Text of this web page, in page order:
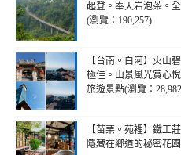
起登。奉天岩泡茶。
(瀏覽：190,257)
【台南。白河】火山
極佳。山景風光賞心
旅遊景點(瀏覽：
【苗栗。苑裡】鐵工
隱藏在鄉道的秘密花